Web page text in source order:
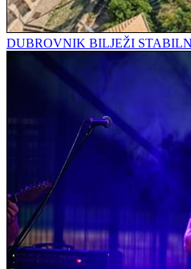
DUBROVNIK BILJEŽI